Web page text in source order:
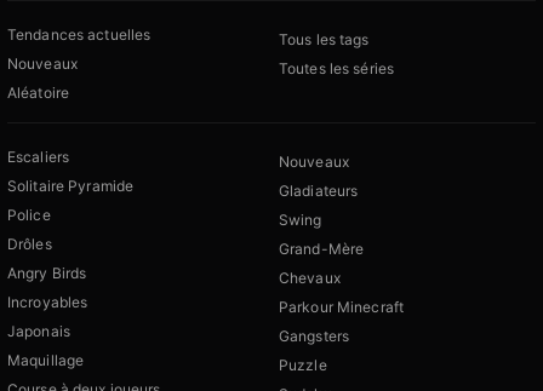
Tendances actuelles
Nouveaux
Aléatoire
Tous les tags
Toutes les séries
Escaliers
Solitaire Pyramide
Police
Drôles
Angry Birds
Incroyables
Japonais
Maquillage
Nouveaux
Gladiateurs
Swing
Grand-Mère
Chevaux
Parkour Minecraft
Gangsters
Puzzle